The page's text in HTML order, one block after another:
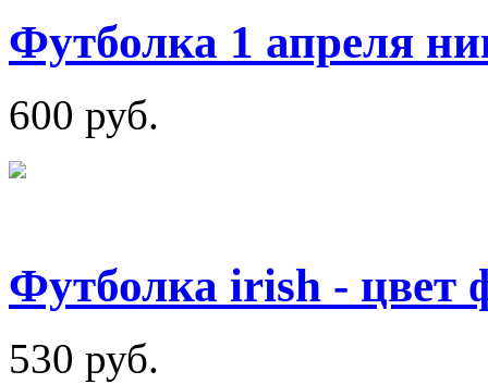
Футболка 1 апреля
600 руб.
Футболка irish - цвет
530 руб.